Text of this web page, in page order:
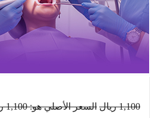
1,100 ريال السعر الأصلي هو: 1,100 ريال.